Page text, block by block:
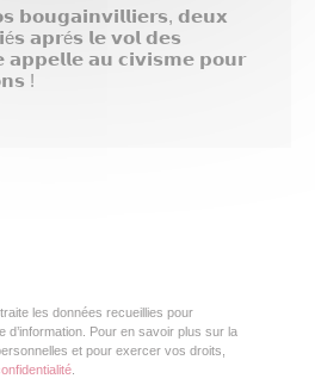
𝗯𝗼𝘂𝗴𝗮𝗶𝗻𝘃𝗶𝗹𝗹𝗶𝗲𝗿𝘀, 𝗱𝗲𝘂𝘅
𝗮𝗽𝗿é𝘀 𝗹𝗲 𝘃𝗼𝗹 𝗱𝗲𝘀
𝗮𝗽𝗽𝗲𝗹𝗹𝗲 𝗮𝘂 𝗰𝗶𝘃𝗶𝘀𝗺𝗲 𝗽𝗼𝘂𝗿
!
les données recueillies pour
d’information. Pour en savoir plus sur la
et pour exercer vos droits,